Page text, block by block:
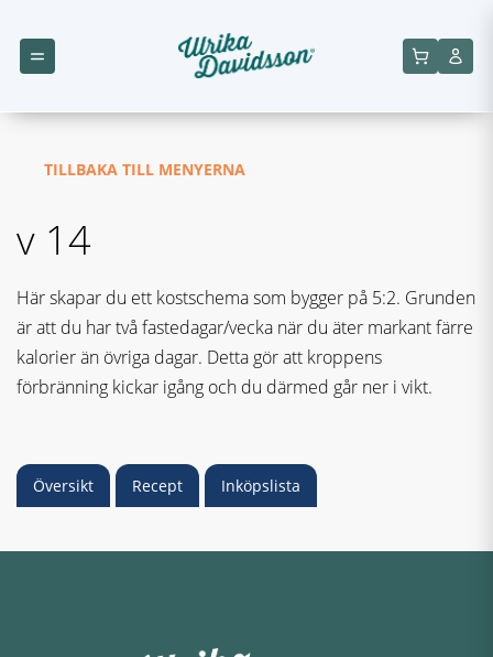
TILLBAKA TILL MENYERNA
v 14
Här skapar du ett kostschema som bygger på 5:2. Grunden
är att du har två fastedagar/vecka när du äter markant färre
kalorier än övriga dagar. Detta gör att kroppens
förbränning kickar igång och du därmed går ner i vikt.
Översikt Recept Inköpslista